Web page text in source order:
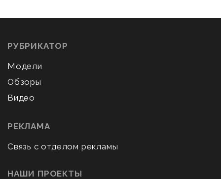
РУБРИКАТОР
Модели
Обзоры
Видео
РЕКЛАМА
Связь с отделом рекламы
НАШИ ПРОЕКТЫ